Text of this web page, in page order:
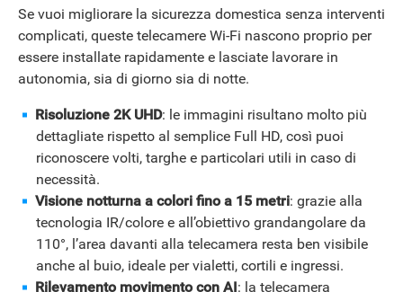
Se vuoi migliorare la sicurezza domestica senza interventi
complicati, queste telecamere Wi-Fi nascono proprio per
essere installate rapidamente e lasciate lavorare in
autonomia, sia di giorno sia di notte.
Risoluzione 2K UHD: le immagini risultano molto più
dettagliate rispetto al semplice Full HD, così puoi
riconoscere volti, targhe e particolari utili in caso di
necessità.
Visione notturna a colori fino a 15 metri: grazie alla
tecnologia IR/colore e all’obiettivo grandangolare da
110°, l’area davanti alla telecamera resta ben visibile
anche al buio, ideale per vialetti, cortili e ingressi.
Rilevamento movimento con AI: la telecamera